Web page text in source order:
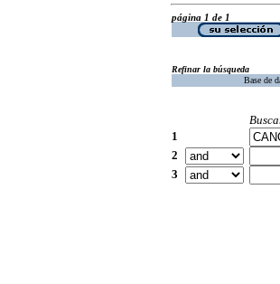
página 1 de 1
Refinar la búsqueda
Base de
1
2
3